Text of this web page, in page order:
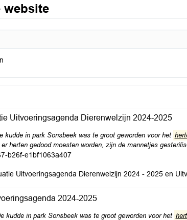
website
Uitvoeringsagenda Dierenwelzijn 2024-2025
kudde in park Sonsbeek was te groot geworden voor het
herten gedood moesten worden, zijn de mannetjes
b26f-e1bf1063a407
Uitvoeringsagenda Dierenwelzijn 2024 - 2025 en
2024-2025
kudde in park Sonsbeek was te groot geworden voor het